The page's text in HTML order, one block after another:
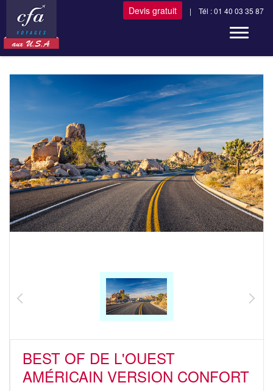
Devis gratuit | Tél : 01 40 03 35 87
Toggle
BEST OF DE L'OUEST
AMÉRICAIN VERSION CONFORT